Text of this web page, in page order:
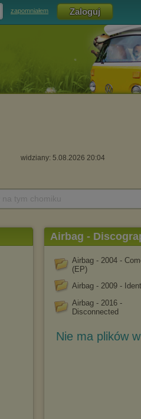
zapomniałem
widziany: 5.08.2026 20:04
Airbag -
Airbag - 2004 -
(EP)
Airbag - 2009 -
Airbag - 2016 -
Disconnected
Nie ma plików